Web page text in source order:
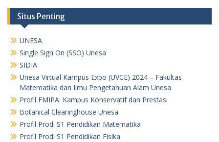
Situs Penting
UNESA
Single Sign On (SSO) Unesa
SIDIA
Unesa Virtual Kampus Expo (UVCE) 2024 – Fakultas
Matematika dan Ilmu Pengetahuan Alam Unesa
Profil FMIPA: Kampus Konservatif dan Prestasi
Botanical Clearinghouse Unesa
Profil Prodi S1 Pendidikan Matematika
Profil Prodi S1 Pendidikan Fisika